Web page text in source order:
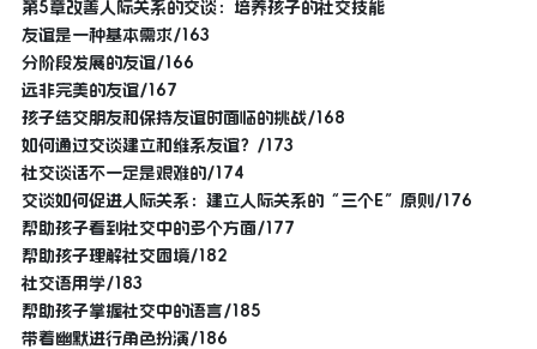
第5章改善人际关系的交谈：培养孩子的社交技能
友谊是一种基本需求/163
分阶段发展的友谊/166
远非完美的友谊/167
孩子结交朋友和保持友谊时面临的挑战/168
如何通过交谈建立和维系友谊？/173
社交谈话不一定是艰难的/174
交谈如何促进人际关系：建立人际关系的“三个E”原则/176
帮助孩子看到社交中的多个方面/177
帮助孩子理解社交困境/182
社交语用学/183
帮助孩子掌握社交中的语言/185
带着幽默进行角色扮演/186